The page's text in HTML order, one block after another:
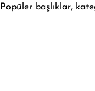
Popüler başlıklar,